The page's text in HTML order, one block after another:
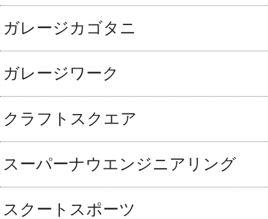
ガレージカゴタニ
ガレージワーク
クラフトスクエア
スーパーナウエンジニアリング
スクートスポーツ